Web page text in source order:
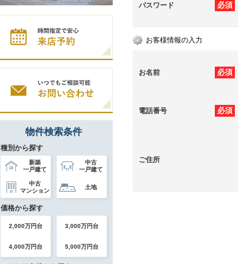
必須
パスワード
お客様情報の入力
必須
お名前
必須
電話番号
ご住所
物件検索条件
種別から探す
新築
一戸建て
中古
一戸建て
中古
マンション
土地
価格から探す
2,000万円台 3,000万円台
4,000万円台 5,000万円台